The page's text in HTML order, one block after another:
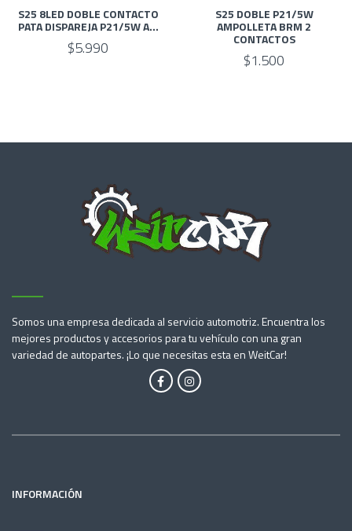
S25 8LED DOBLE CONTACTO
PATA DISPAREJA P21/5W A...
$5.990
S25 DOBLE P21/5W
AMPOLLETA BRM 2
CONTACTOS
$1.500
Somos una empresa dedicada al servicio automotriz. Encuentra los
mejores productos y accesorios para tu vehículo con una gran
variedad de autopartes. ¡Lo que necesitas esta en WeitCar!
INFORMACIÓN